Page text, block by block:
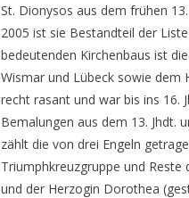
St. Dionysos aus dem frühen
2005 ist sie Bestandteil der
bedeutenden Kirchenbaus ist
Wismar und Lübeck sowie dem
recht rasant und war bis ins 16.
Bemalungen aus dem 13. Jhdt.
zählt die von drei Engeln
Triumphkreuzgruppe und Reste
und der Herzogin Dorothea